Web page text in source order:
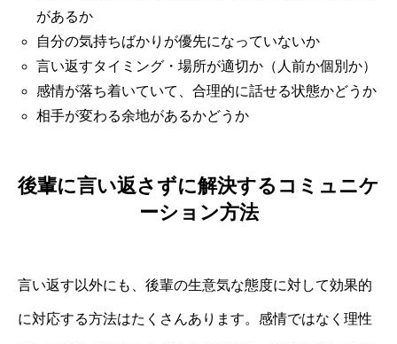
があるか
自分の気持ちばかりが優先になっていないか
言い返すタイミング・場所が適切か（人前か個別か）
感情が落ち着いていて、合理的に話せる状態かどうか
相手が変わる余地があるかどうか
後輩に言い返さずに解決するコミュニケ
ーション方法
言い返す以外にも、後輩の生意気な態度に対して効果的
に対応する方法はたくさんあります。感情ではなく理性